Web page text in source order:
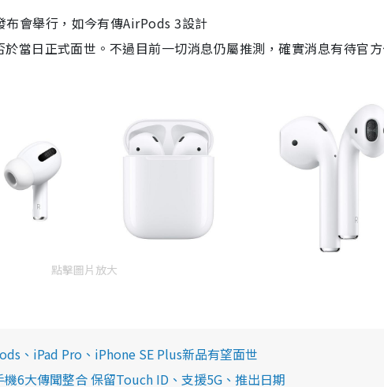
布會舉行，如今有傳AirPods 3設計
於當日正式面世。不過目前一切消息仍屬推測，確實消息有待官
點擊圖片放大
、iPad Pro、iPhone SE Plus新品有望面世
6大傳聞整合 保留Touch ID、支援5G、推出日期